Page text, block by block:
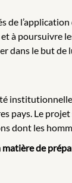
à poursuivre
le but de
pays. Le
dont les
de